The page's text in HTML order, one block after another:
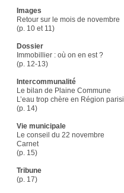
Images
Retour sur le mois de novembre
(p. 10 et 11)
Dossier
Immobillier : où on en est ?
(p. 12-13)
Intercommunalité
Le bilan de Plaine Commune
L’eau trop chère en Région
(p. 14)
Vie municipale
Le conseil du 22 novembre
Carnet
(p. 15)
Tribune
(p. 17)